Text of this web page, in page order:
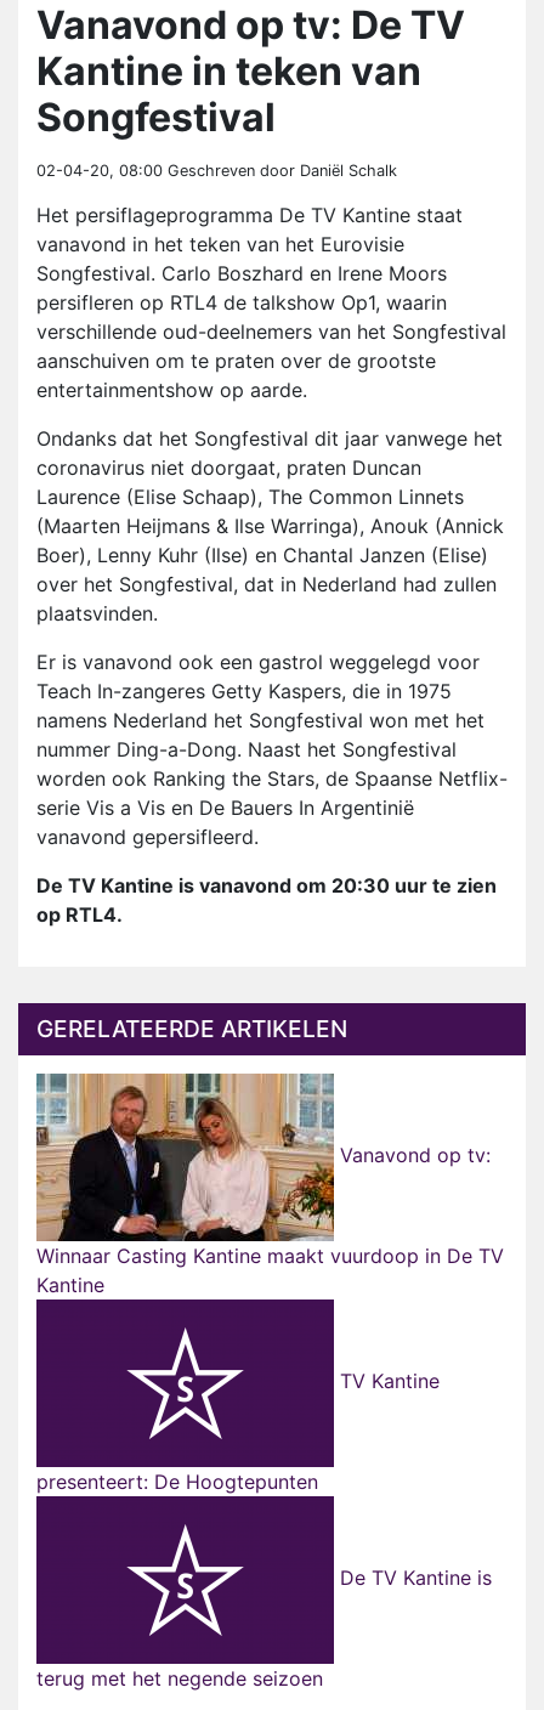
Vanavond op tv: De TV
Kantine in teken van
Songfestival
02-04-20, 08:00 Geschreven door Daniël Schalk
Het persiflageprogramma De TV Kantine staat
vanavond in het teken van het Eurovisie
Songfestival. Carlo Boszhard en Irene Moors
persifleren op RTL4 de talkshow Op1, waarin
verschillende oud-deelnemers van het Songfestival
aanschuiven om te praten over de grootste
entertainmentshow op aarde.
Ondanks dat het Songfestival dit jaar vanwege het
coronavirus niet doorgaat, praten Duncan
Laurence (Elise Schaap), The Common Linnets
(Maarten Heijmans & Ilse Warringa), Anouk (Annick
Boer), Lenny Kuhr (Ilse) en Chantal Janzen (Elise)
over het Songfestival, dat in Nederland had zullen
plaatsvinden.
Er is vanavond ook een gastrol weggelegd voor
Teach In-zangeres Getty Kaspers, die in 1975
namens Nederland het Songfestival won met het
nummer Ding-a-Dong. Naast het Songfestival
worden ook Ranking the Stars, de Spaanse Netflix-
serie Vis a Vis en De Bauers In Argentinië
vanavond gepersifleerd.
De TV Kantine is vanavond om 20:30 uur te zien
op RTL4.
GERELATEERDE ARTIKELEN
Vanavond op tv:
Winnaar Casting Kantine maakt vuurdoop in De TV
Kantine
TV Kantine
presenteert: De Hoogtepunten
De TV Kantine is
terug met het negende seizoen